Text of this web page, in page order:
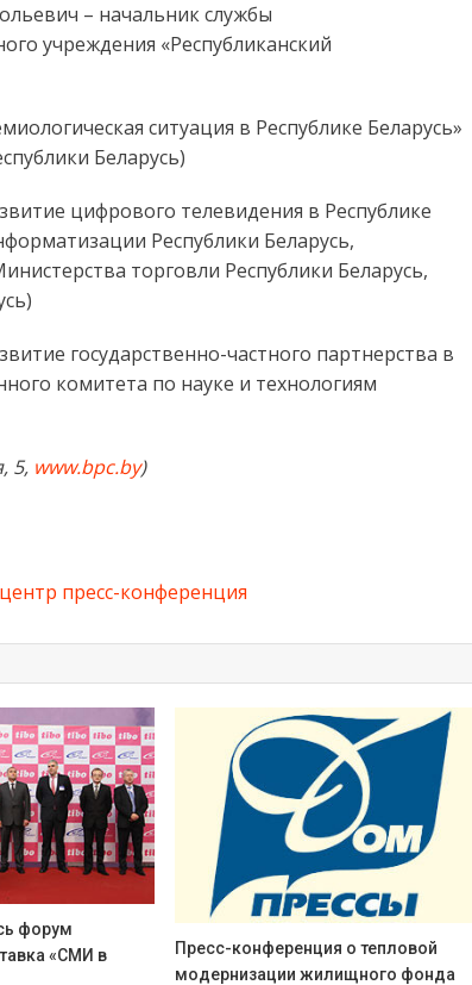
– начальник службы
учреждения «Республиканский
ситуация в Республике Беларусь»
Беларусь)
цифрового телевидения в Республике
Республики Беларусь,
торговли Республики Беларусь,
государственно-частного партнерства в
комитета по науке и технологиям
5, www.bpc.by)
пресс-конференция
форум
«СМИ в
Пресс-конференция о тепловой
модернизации жилищного фонда